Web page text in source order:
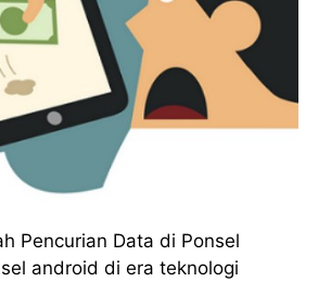
Pencurian Data di Ponsel
android di era teknologi